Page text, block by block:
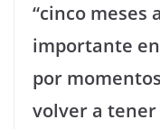
“cinco meses
importante
por
volver a